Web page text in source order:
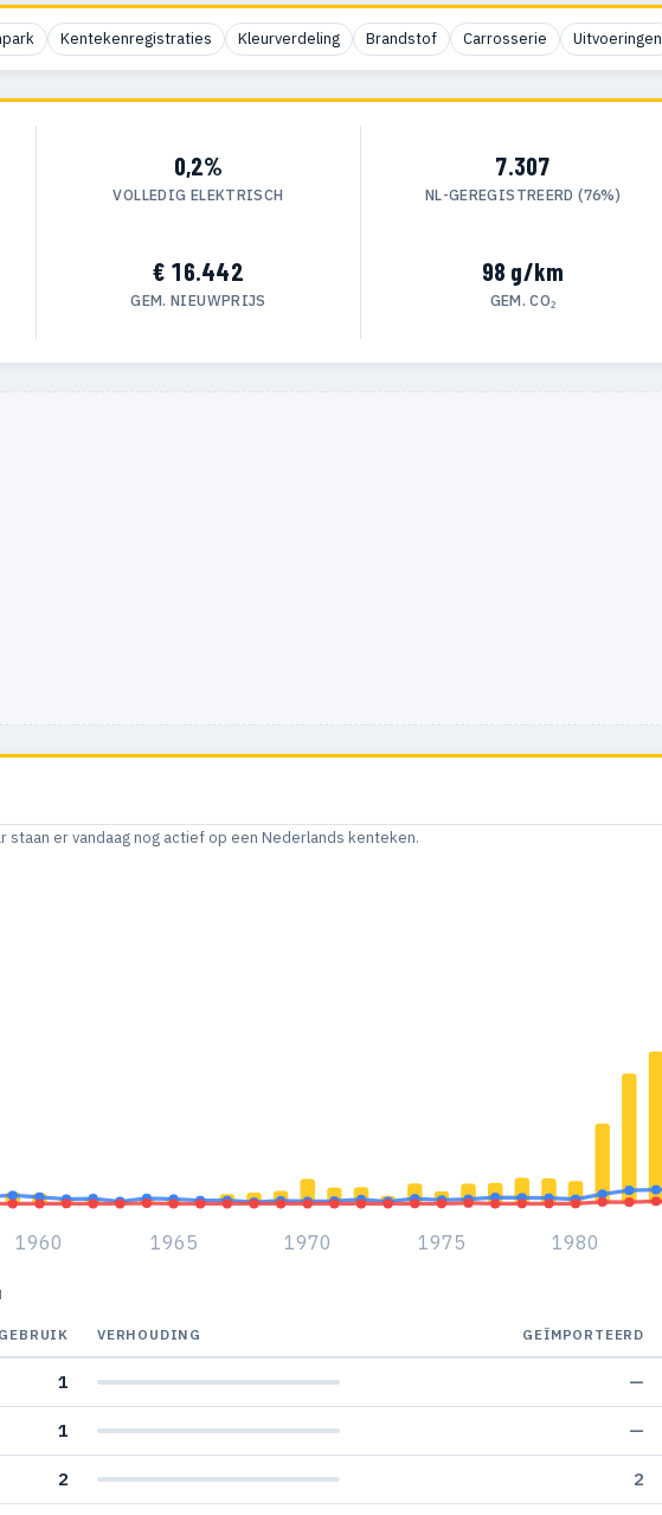
Kentekenregistraties Kleurverdeling Brandstof Carrosserie Uitvoeringen
0,2%
VOLLEDIG ELEKTRISCH
7.307
NL-GEREGISTREERD (76%)
€ 16.442
GEM. NIEUWPRIJS
98 g/km
GEM. CO₂
er vandaag nog actief op een Nederlands kenteken.
1960 1965 1970 1975 1980
VERHOUDING GEÏMPORTEERD
1 —
1 —
2 2